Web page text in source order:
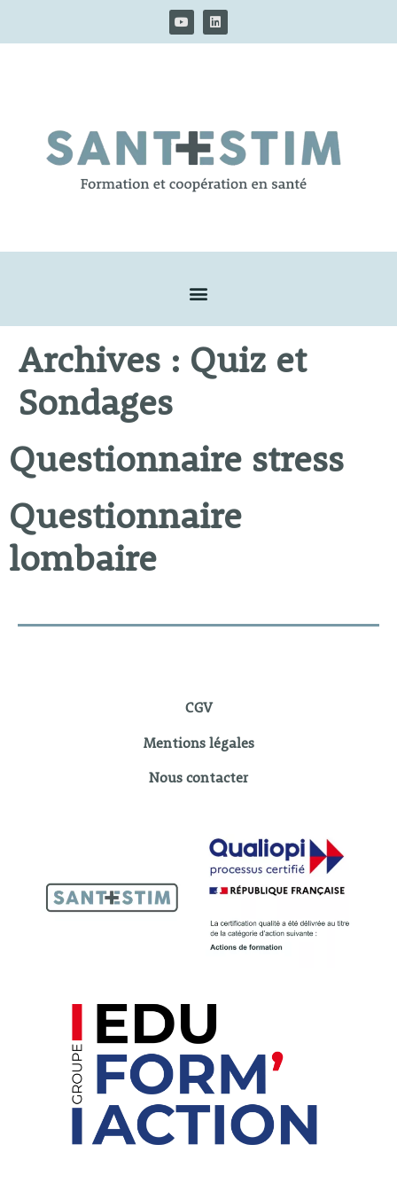
Archives : Quiz et
Sondages
Questionnaire stress
Questionnaire
lombaire
CGV
Mentions légales
Nous contacter